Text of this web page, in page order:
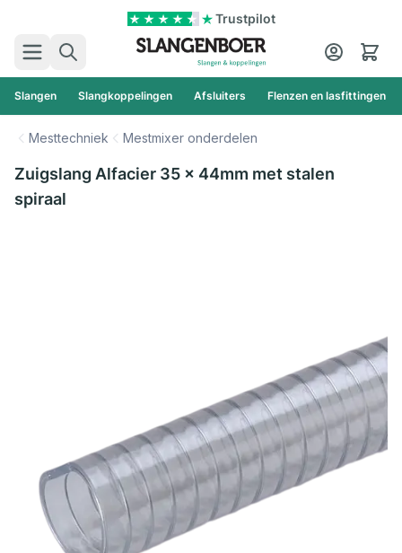
Trustpilot
Zoek
Cart
Slangen Slangkoppelingen Afsluiters Flenzen en lasfittingen
Mesttechniek Mestmixer onderdelen
Zuigslang Alfacier 35 x 44mm met stalen
spiraal